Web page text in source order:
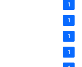
1
1
1
1